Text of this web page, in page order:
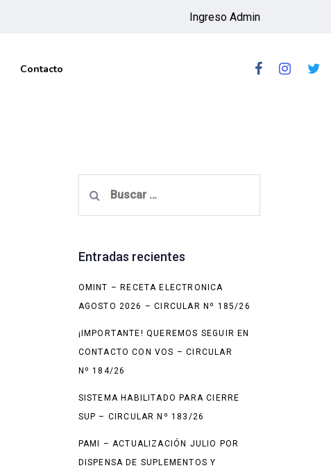
Ingreso Admin
Contacto
Entradas recientes
OMINT – RECETA ELECTRONICA
AGOSTO 2026 – CIRCULAR Nº 185/26
¡IMPORTANTE! QUEREMOS SEGUIR EN
CONTACTO CON VOS – CIRCULAR
Nº 184/26
SISTEMA HABILITADO PARA CIERRE
SUP – CIRCULAR Nº 183/26
PAMI – ACTUALIZACIÓN JULIO POR
DISPENSA DE SUPLEMENTOS Y